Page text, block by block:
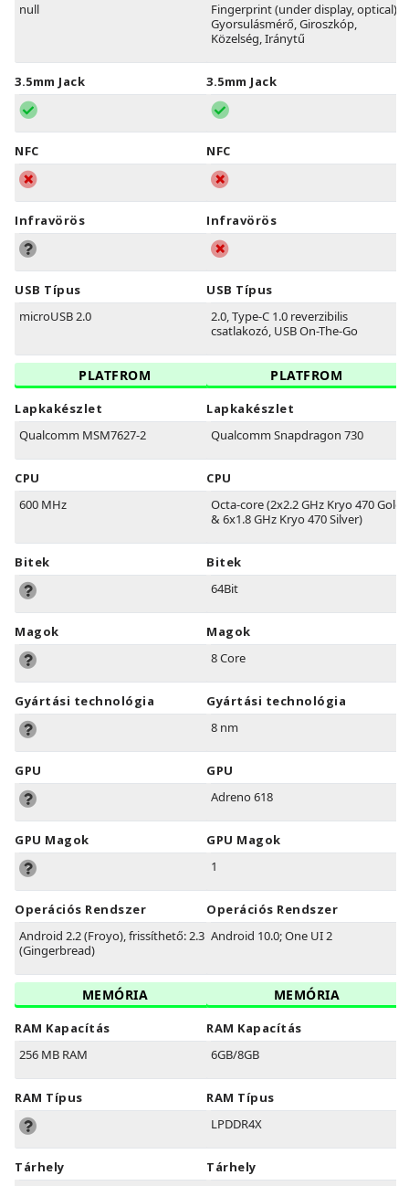
null
3.5mm Jack
NFC
Infravörös
USB Típus
microUSB 2.0
PLATFROM
Lapkakészlet
Qualcomm MSM7627-2
CPU
600 MHz
Bitek
Magok
Gyártási technológia
GPU
GPU Magok
Operációs Rendszer
Android 2.2 (Froyo), frissíthető: 2.3
(Gingerbread)
MEMÓRIA
RAM Kapacítás
256 MB RAM
RAM Típus
Tárhely
Fingerprint (under display, optical),
Gyorsulásmérő, Giroszkóp,
Közelség, Iránytű
3.5mm Jack
NFC
Infravörös
USB Típus
2.0, Type-C 1.0 reverzibilis
csatlakozó, USB On-The-Go
PLATFROM
Lapkakészlet
Qualcomm Snapdragon 730
CPU
Octa-core (2x2.2 GHz Kryo 470 Gold
& 6x1.8 GHz Kryo 470 Silver)
Bitek
64Bit
Magok
8 Core
Gyártási technológia
8 nm
GPU
Adreno 618
GPU Magok
1
Operációs Rendszer
Android 10.0; One UI 2
MEMÓRIA
RAM Kapacítás
6GB/8GB
RAM Típus
LPDDR4X
Tárhely